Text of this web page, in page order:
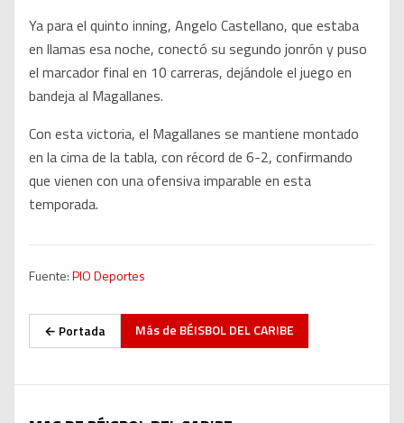
Ya para el quinto inning, Angelo Castellano, que estaba
en llamas esa noche, conectó su segundo jonrón y puso
el marcador final en 10 carreras, dejándole el juego en
bandeja al Magallanes.
Con esta victoria, el Magallanes se mantiene montado
en la cima de la tabla, con récord de 6-2, confirmando
que vienen con una ofensiva imparable en esta
temporada.
Fuente:PIO Deportes
← Portada Más de BÉISBOL DEL CARIBE